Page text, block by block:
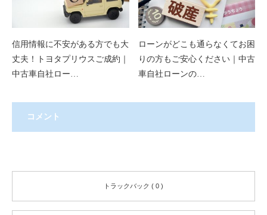
信用情報に不安がある方でも大
丈夫！トヨタプリウスご成約｜
中古車自社ロー…
ローンがどこも通らなくてお困
りの方もご安心ください｜中古
車自社ローンの…
コメント
トラックバック ( 0 )